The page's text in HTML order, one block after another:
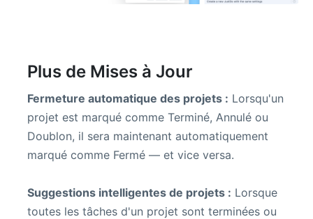
Plus de Mises à Jour
Fermeture automatique des projets : Lorsqu'un
projet est marqué comme Terminé, Annulé ou
Doublon, il sera maintenant automatiquement
marqué comme Fermé — et vice versa.
Suggestions intelligentes de projets : Lorsque
toutes les tâches d'un projet sont terminées ou